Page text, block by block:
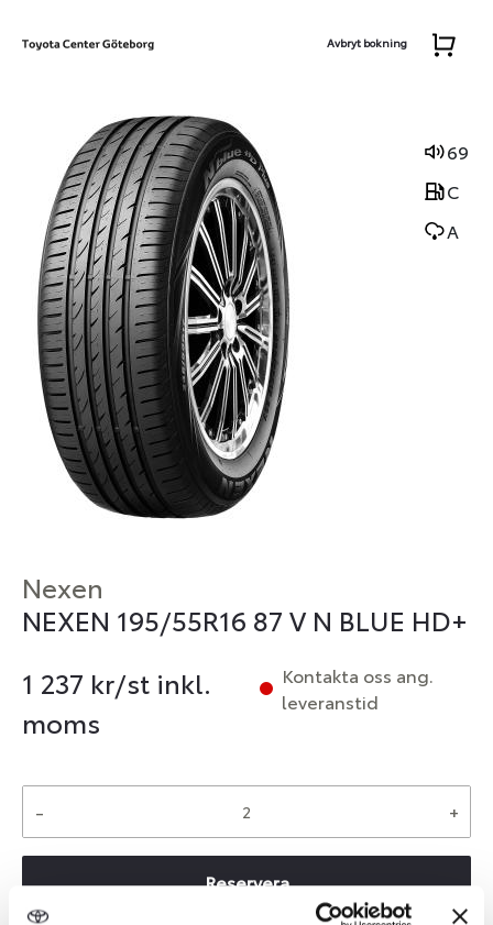
Avbryt bokning
69
C
A
Nexen
NEXEN 195/55R16 87 V N BLUE HD+
1 237 kr/st inkl.
moms
Kontakta oss ang.
leveranstid
- +
Reservera